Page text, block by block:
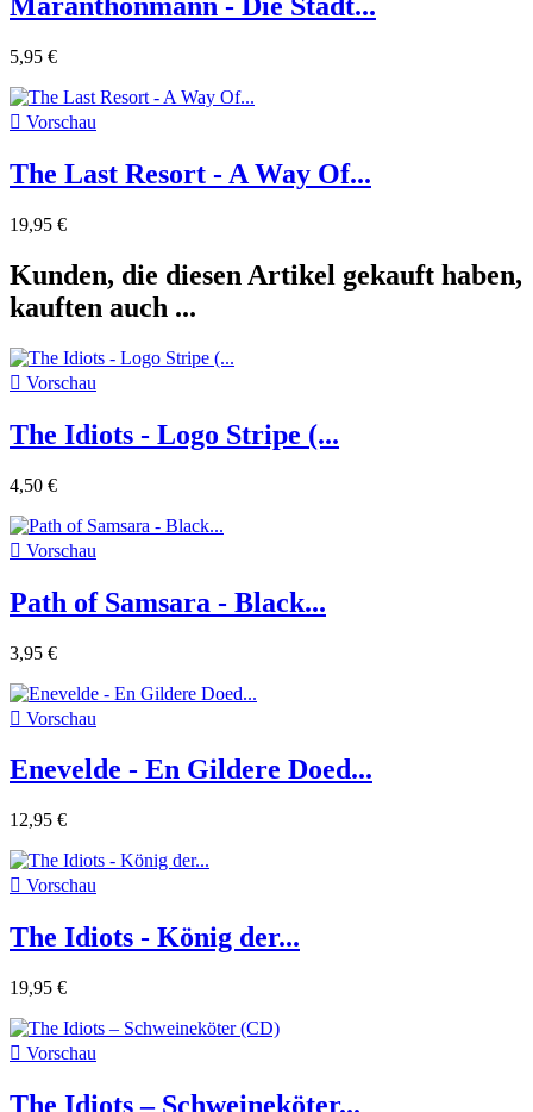
Maranthonmann - Die Stadt...
5,95 €
 Vorschau
The Last Resort - A Way Of...
19,95 €
Kunden, die diesen Artikel gekauft haben,
kauften auch ...
 Vorschau
The Idiots - Logo Stripe (...
4,50 €
 Vorschau
Path of Samsara - Black...
3,95 €
 Vorschau
Enevelde - En Gildere Doed...
12,95 €
 Vorschau
The Idiots - König der...
19,95 €
 Vorschau
The Idiots – Schweineköter...